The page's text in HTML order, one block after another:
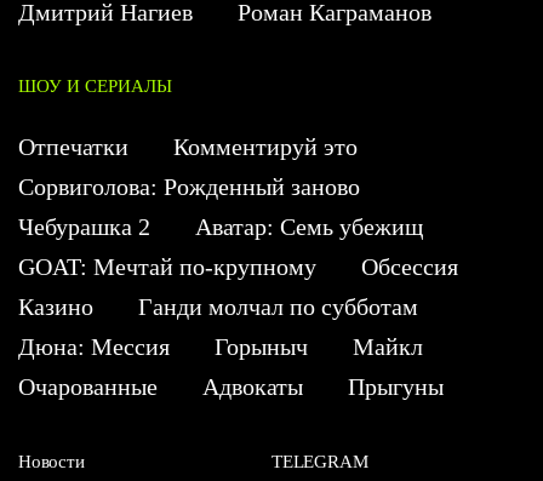
Дмитрий Нагиев
Роман Каграманов
ШОУ И СЕРИАЛЫ
Отпечатки
Комментируй это
Сорвиголова: Рожденный заново
Чебурашка 2
Аватар: Семь убежищ
GOAT: Мечтай по-крупному
Обсессия
Казино
Ганди молчал по субботам
Дюна: Мессия
Горыныч
Майкл
Очарованные
Адвокаты Прыгуны
Новости
TELEGRAM